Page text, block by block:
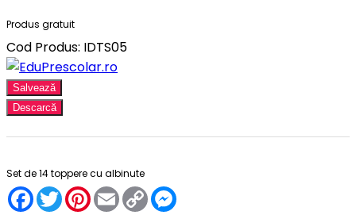
Produs gratuit
Cod Produs: IDTS05
Salvează
Descarcă
Set de 14 toppere cu albinute
Facebook
TwitterPinterest
EmailCopy
Link